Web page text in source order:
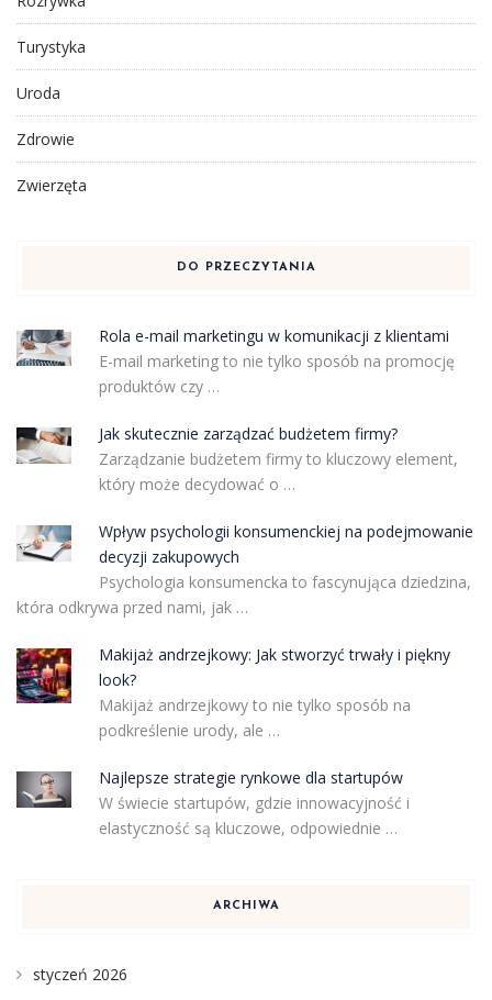
Turystyka
Uroda
Zdrowie
Zwierzęta
DO PRZECZYTANIA
Rola e-mail marketingu w komunikacji z klientami
E-mail marketing to nie tylko sposób na promocję
produktów czy …
Jak skutecznie zarządzać budżetem firmy?
Zarządzanie budżetem firmy to kluczowy element,
który może decydować o …
Wpływ psychologii konsumenckiej na podejmowanie
decyzji zakupowych
Psychologia konsumencka to fascynująca dziedzina,
która odkrywa przed nami, jak …
Makijaż andrzejkowy: Jak stworzyć trwały i piękny
look?
Makijaż andrzejkowy to nie tylko sposób na
podkreślenie urody, ale …
Najlepsze strategie rynkowe dla startupów
W świecie startupów, gdzie innowacyjność i
elastyczność są kluczowe, odpowiednie …
ARCHIWA
styczeń 2026